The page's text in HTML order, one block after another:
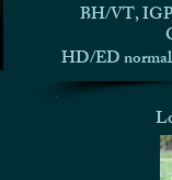
BH/VT,
HD/ED